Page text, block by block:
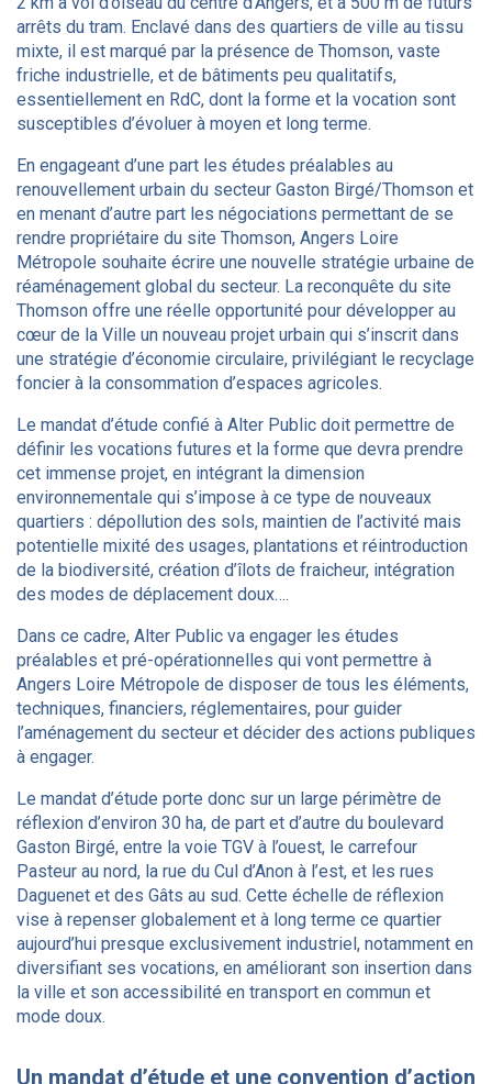
arrêts du tram. Enclavé dans des quartiers de ville au tissu
mixte, il est marqué par la présence de Thomson, vaste
friche industrielle, et de bâtiments peu qualitatifs,
essentiellement en RdC, dont la forme et la vocation sont
susceptibles d’évoluer à moyen et long terme.
En engageant d’une part les études préalables au
renouvellement urbain du secteur Gaston Birgé/Thomson et
en menant d’autre part les négociations permettant de se
rendre propriétaire du site Thomson, Angers Loire
Métropole souhaite écrire une nouvelle stratégie urbaine de
réaménagement global du secteur. La reconquête du site
Thomson offre une réelle opportunité pour développer au
cœur de la Ville un nouveau projet urbain qui s’inscrit dans
une stratégie d’économie circulaire, privilégiant le recyclage
foncier à la consommation d’espaces agricoles.
Le mandat d’étude confié à Alter Public doit permettre de
définir les vocations futures et la forme que devra prendre
cet immense projet, en intégrant la dimension
environnementale qui s’impose à ce type de nouveaux
quartiers : dépollution des sols, maintien de l’activité mais
potentielle mixité des usages, plantations et réintroduction
de la biodiversité, création d’îlots de fraicheur, intégration
des modes de déplacement doux….
Dans ce cadre, Alter Public va engager les études
préalables et pré-opérationnelles qui vont permettre à
Angers Loire Métropole de disposer de tous les éléments,
techniques, financiers, réglementaires, pour guider
l’aménagement du secteur et décider des actions publiques
à engager.
Le mandat d’étude porte donc sur un large périmètre de
réflexion d’environ 30 ha, de part et d’autre du boulevard
Gaston Birgé, entre la voie TGV à l’ouest, le carrefour
Pasteur au nord, la rue du Cul d’Anon à l’est, et les rues
Daguenet et des Gâts au sud. Cette échelle de réflexion
vise à repenser globalement et à long terme ce quartier
aujourd’hui presque exclusivement industriel, notamment en
diversifiant ses vocations, en améliorant son insertion dans
la ville et son accessibilité en transport en commun et
mode doux.
Un mandat d’étude et une convention d’action